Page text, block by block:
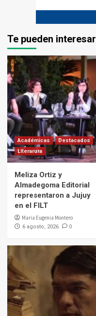
Te pueden interesar
Académicas
Destacados
Literarura
Meliza Ortiz y
Almadegoma Editorial
representaron a Jujuy
en el FILT
Maria Eugenia Montero
6 agosto, 2026 0